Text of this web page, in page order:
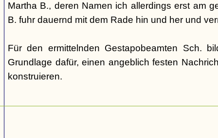
Martha B., deren Namen ich allerdings erst am
B. fuhr dauernd mit dem Rade hin und her und
Für den ermittelnden Gestapobeamten Sch.
Grundlage dafür, einen angeblich festen
konstruieren.